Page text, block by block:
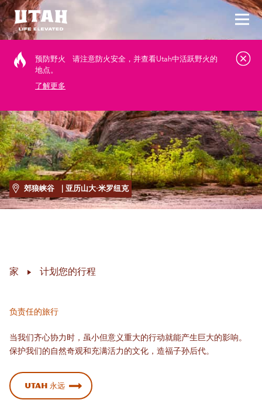
切换
预防野火
请注意防火安全，并查看Utah中活跃野火的
地点。
了解更多
郊狼峡谷 | 亚历山大·米罗纽克
家 计划您的行程
负责任的旅行
当我们齐心协力时，虽小但意义重大的行动就能产生巨大的影响。
保护我们的自然奇观和充满活力的文化，造福子孙后代。
Utah 永远